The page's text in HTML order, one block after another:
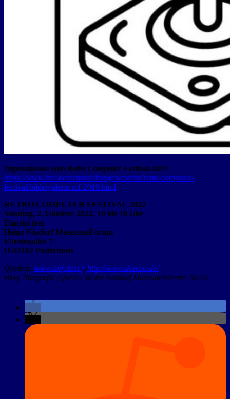
Impressionen vom Retro Computer Festival 2019
https://www.hnf.de/veranstaltungen/events/retro-computer-
festival/bildergalerie-rcf-2019.html
RETRO COMPUTER FESTIVAL 2022
Sonntag, 2. Oktober 2022, 10 bis 18 Uhr
Eintritt frei
Heinz Nixdorf MuseumsForum
Fürstenallee 7
D-33102 Paderborn
Quellen: www.hnf.de/rcf, http://www.doreco.de/
Blog Titelgrafik (Quelle: Heinz Nixdorf MuseumsForum 2022)